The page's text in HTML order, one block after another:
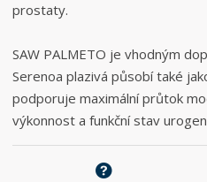
prostaty.
SAW PALMETO je vhodným
Serenoa plazivá působí také
podporuje maximální průtok
výkonnost a funkční stav